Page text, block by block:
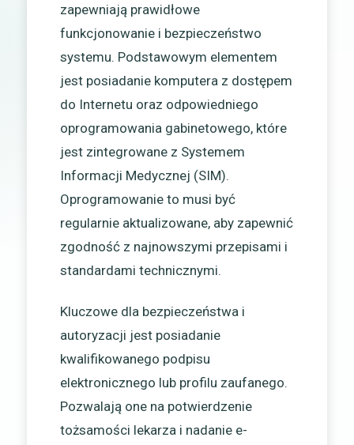
zapewniają prawidłowe
funkcjonowanie i bezpieczeństwo
systemu. Podstawowym elementem
jest posiadanie komputera z dostępem
do Internetu oraz odpowiedniego
oprogramowania gabinetowego, które
jest zintegrowane z Systemem
Informacji Medycznej (SIM).
Oprogramowanie to musi być
regularnie aktualizowane, aby zapewnić
zgodność z najnowszymi przepisami i
standardami technicznymi.
Kluczowe dla bezpieczeństwa i
autoryzacji jest posiadanie
kwalifikowanego podpisu
elektronicznego lub profilu zaufanego.
Pozwalają one na potwierdzenie
tożsamości lekarza i nadanie e-